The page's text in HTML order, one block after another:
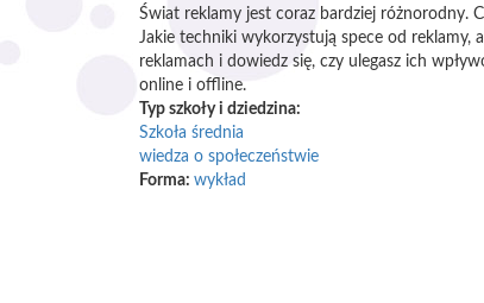
Świat reklamy jest coraz bardziej różnorodny.
Jakie techniki wykorzystują spece od reklamy,
reklamach i dowiedz się, czy ulegasz ich
online i offline.
Typ szkoły i dziedzina:
Szkoła średnia
wiedza o społeczeństwie
Forma: wykład